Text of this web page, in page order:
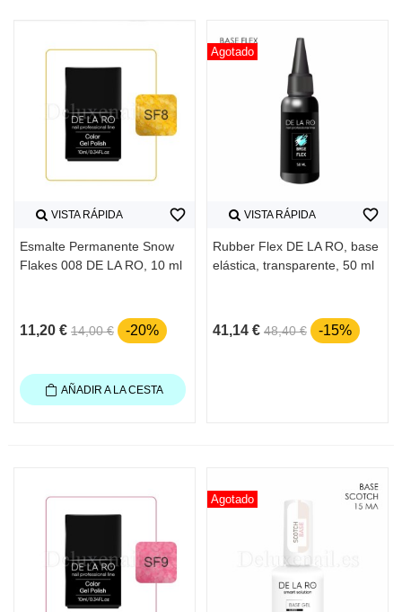
VISTA RÁPIDA
Esmalte Permanente Snow
Flakes 008 DE LA RO, 10 ml
11,20 € 14,00 € -20%
favorite_border
AÑADIR A LA CESTA
Agotado
VISTA RÁPIDA
Rubber Flex DE LA RO, base
elástica, transparente, 50 ml
41,14 € 48,40 € -15%
favorite_border
Agotado